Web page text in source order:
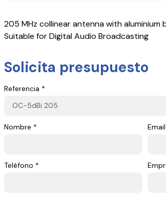
205 MHz collinear antenna with aluminium
Suitable for Digital Audio Broadcasting
Solicita presupuesto
Referencia *
Nombre *
Teléfono *